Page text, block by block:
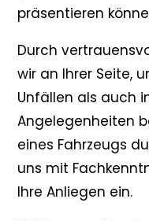
präsentieren
Durch
wir an Ihrer Seite,
Unfällen als auch
Angelegenheiten
eines Fahrzeugs
uns mit
Ihre Anliegen ein.